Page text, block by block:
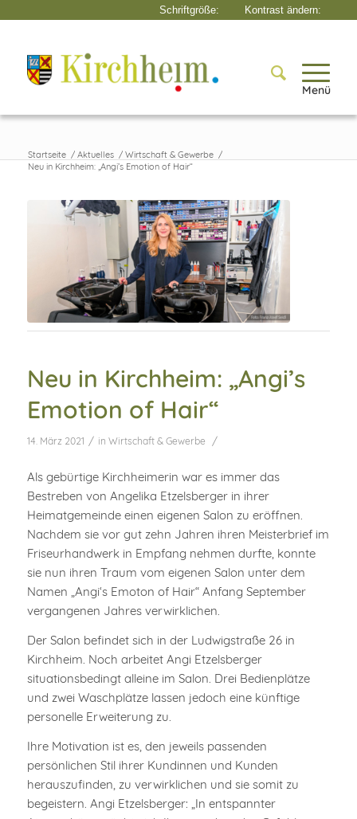
Menü
Startseite / Aktuelles / Wirtschaft & Gewerbe /
Neu in Kirchheim: „Angi’s Emotion of Hair“
Neu in Kirchheim: „Angi’s
Emotion of Hair“
14. März 2021 / in Wirtschaft & Gewerbe /
Als gebürtige Kirchheimerin war es immer das
Bestreben von Angelika Etzelsberger in ihrer
Heimatgemeinde einen eigenen Salon zu eröffnen.
Nachdem sie vor gut zehn Jahren ihren Meisterbrief im
Friseurhandwerk in Empfang nehmen durfte, konnte
sie nun ihren Traum vom eigenen Salon unter dem
Namen „Angi‘s Emoton of Hair“ Anfang September
vergangenen Jahres verwirklichen.
Der Salon befindet sich in der Ludwigstraße 26 in
Kirchheim. Noch arbeitet Angi Etzelsberger
situationsbedingt alleine im Salon. Drei Bedienplätze
und zwei Waschplätze lassen jedoch eine künftige
personelle Erweiterung zu.
Ihre Motivation ist es, den jeweils passenden
persönlichen Stil ihrer Kundinnen und Kunden
herauszufinden, zu verwirklichen und sie somit zu
begeistern. Angi Etzelsberger: „In entspannter